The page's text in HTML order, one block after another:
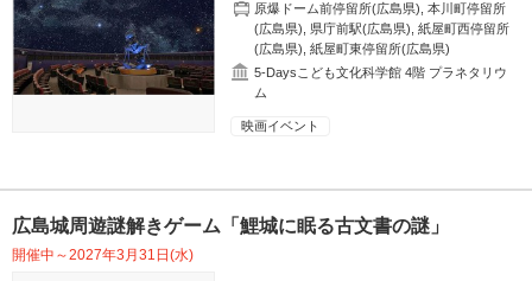
原爆ドーム前停留所(広島県) ,本川町停留所
(広島県)
県庁前駅(広島県) ,紙屋町西停留所
(広島県) ,紙屋町東停留所(広島県)
5-Daysこども文化科学館 4階 プラネタリウ
ム
映画イベント
広島城周遊謎解きゲーム「鯉城に眠る古文書の謎」
開催中～2027年3月31日(水)